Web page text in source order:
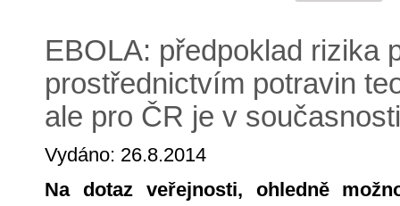
EBOLA: předpoklad rizika
prostřednictvím potravin
ale pro ČR je v
Vydáno: 26.8.2014
Na dotaz veřejnosti, ohledně